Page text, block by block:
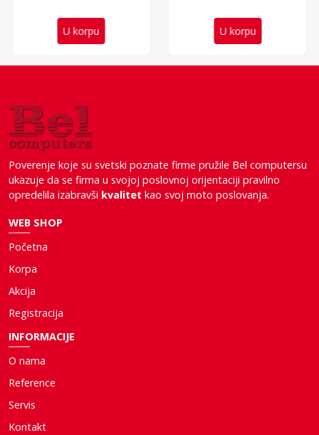
U korpu U korpu
Poverenje koje su svetski poznate firme pružile Bel computersu
ukazuje da se firma u svojoj poslovnoj orijentaciji pravilno
opredelila izabravši kvalitet kao svoj moto poslovanja.
WEB SHOP
Početna
Korpa
Akcija
Registracija
INFORMACIJE
O nama
Reference
Servis
Kontakt